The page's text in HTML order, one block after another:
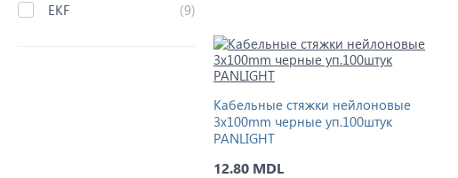
EKF
(9)
Кабельные стяжки нейлоновые
3x100mm черные уп.100штук
PANLIGHT
12.80 MDL